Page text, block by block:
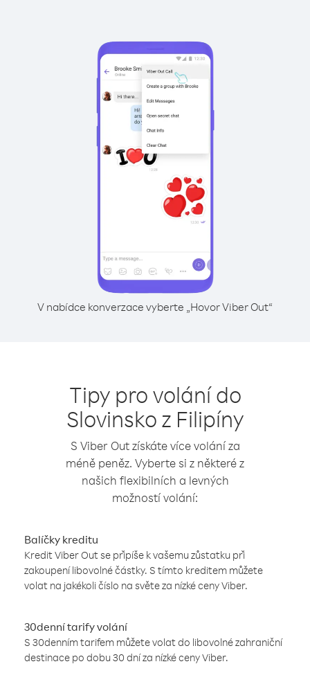
V nabídce konverzace vyberte „Hovor Viber Out“
Tipy pro volání do
Slovinsko z Filipíny
S Viber Out získáte více volání za
méně peněz. Vyberte si z některé z
našich flexibilních a levných
možností volání:
Balíčky kreditu
Kredit Viber Out se připíše k vašemu zůstatku při
zakoupení libovolné částky. S tímto kreditem můžete
volat na jakékoli číslo na světe za nízké ceny Viber.
30denní tarify volání
S 30denním tarifem můžete volat do libovolné zahraniční
destinace po dobu 30 dní za nízké ceny Viber.